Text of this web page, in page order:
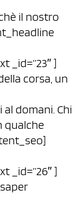
il nostro
_id=”23″ ]
corsa, un
domani. Chi
qualche
_id=”26″ ]